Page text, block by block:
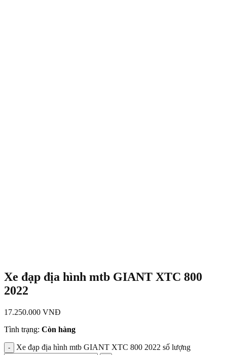
Xe đạp địa hình mtb GIANT XTC 800
2022
17.250.000 VNĐ
Tình trạng: Còn hàng
Xe đạp địa hình mtb GIANT XTC 800 2022 số lượng